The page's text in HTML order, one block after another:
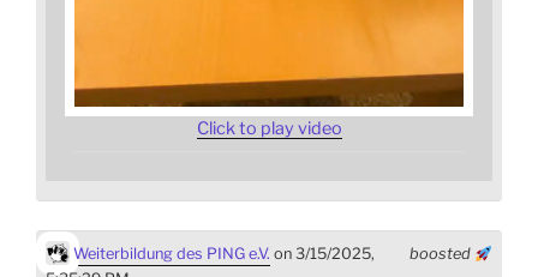
Click to play video
boosted
Weiterbildung des PING e.V. on 3/15/2025,